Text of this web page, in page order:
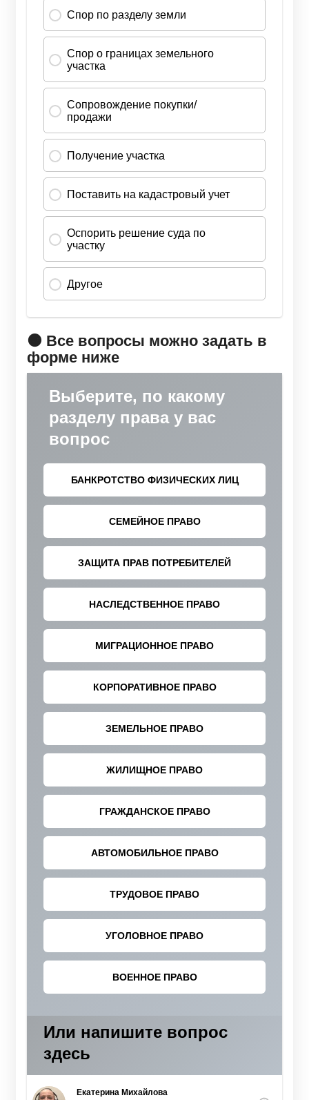
🟠 Все вопросы можно задать в
форме ниже